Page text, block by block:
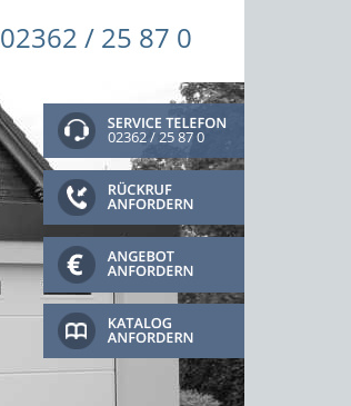
02362 / 25 87 0
02362 / 25 87 0